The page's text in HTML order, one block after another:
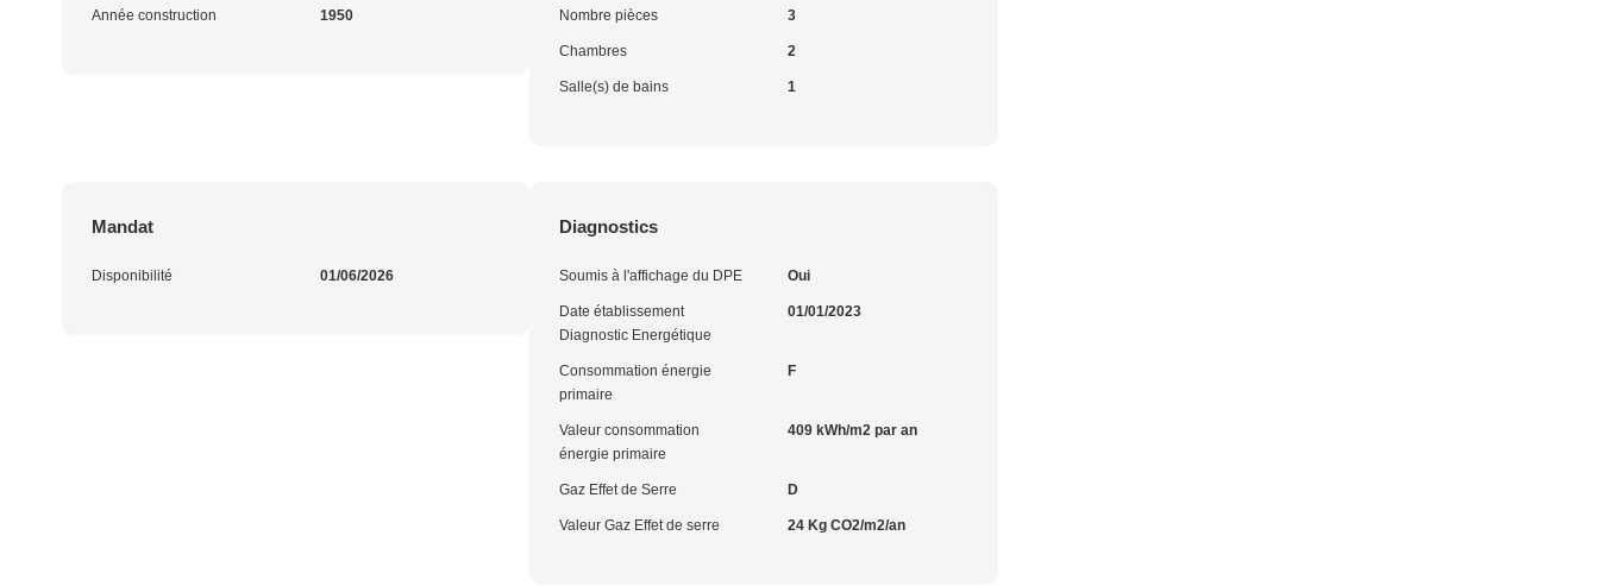
Année construction 1950 Nombre pièces 3
Chambres 2
Salle(s) de bains 1
Mandat
Disponibilité 01/06/2026
Diagnostics
Soumis à l'affichage du DPE Oui
Date établissement
Diagnostic Energétique
01/01/2023
Consommation énergie
primaire
F
Valeur consommation
énergie primaire
409 kWh/m2 par an
Gaz Effet de Serre D
Valeur Gaz Effet de serre 24 Kg CO2/m2/an